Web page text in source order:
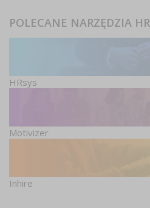
POLECANE NARZĘDZIA HR
HRsys
Motivizer
Inhire